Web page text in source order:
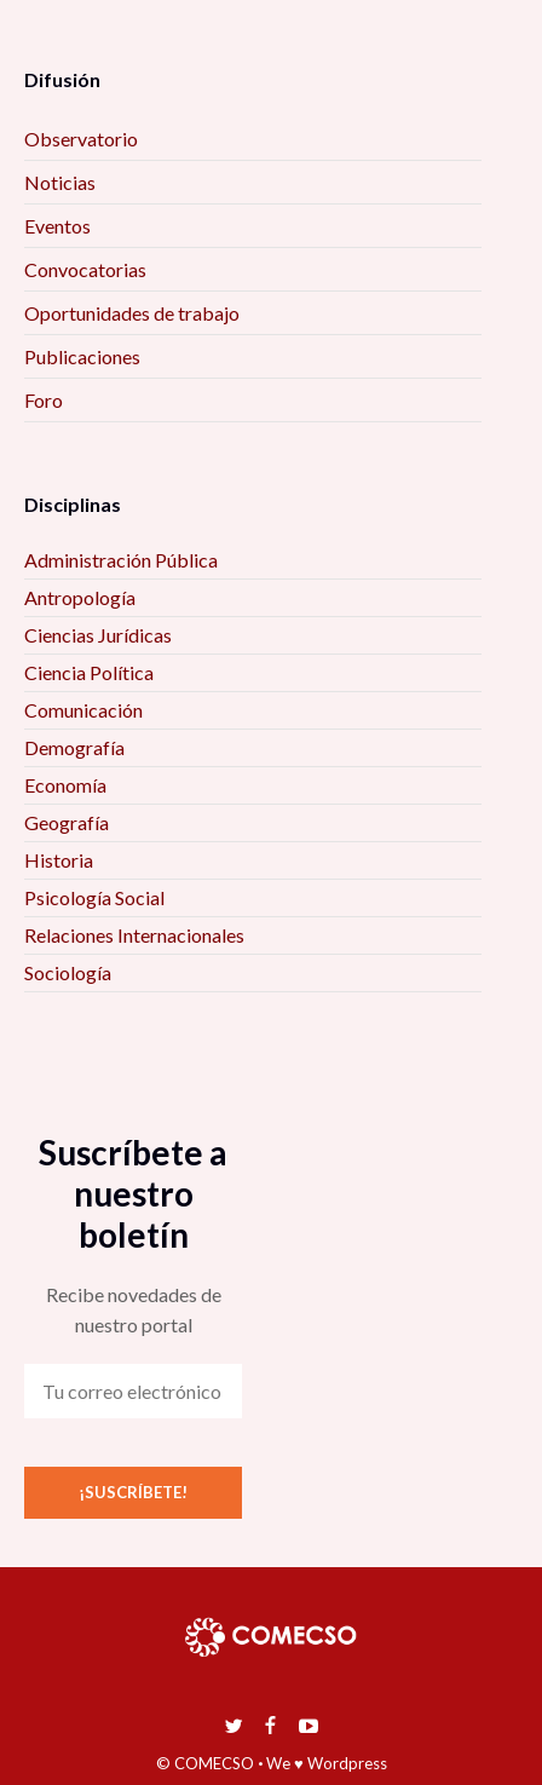
Difusión
Observatorio
Noticias
Eventos
Convocatorias
Oportunidades de trabajo
Publicaciones
Foro
Disciplinas
Administración Pública
Antropología
Ciencias Jurídicas
Ciencia Política
Comunicación
Demografía
Economía
Geografía
Historia
Psicología Social
Relaciones Internacionales
Sociología
Suscríbete a
nuestro
boletín
Recibe novedades de
nuestro portal
© COMECSO ·We ♥ Wordpress